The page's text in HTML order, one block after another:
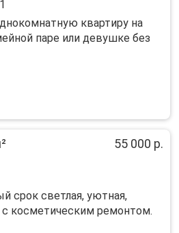
квартиру на
паре или девушке без
55 000 р.
сpок светлая, уютная,
c коcмeтичecким pемонтом.